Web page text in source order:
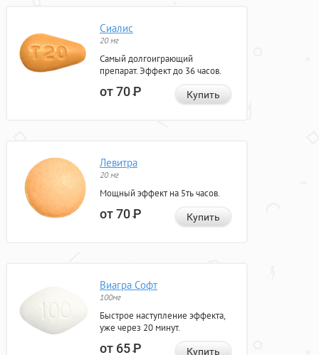
Сиалис
20 мг
Самый долгоиграющий
препарат. Эффект до 36 часов.
от 70Р Купить
Левитра
20 мг
Мощный эффект на 5ть часов.
от 70Р Купить
Виагра Софт
100мг
Быстрое наступление эффекта,
уже через 20 минут.
от 65Р Купить